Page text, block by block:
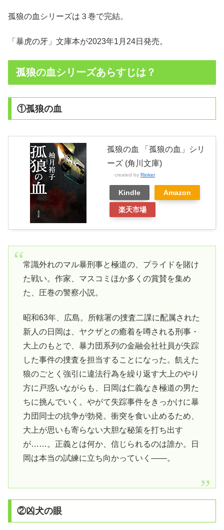
孤狼の血シリーズは３巻で完結。
「暴虎の牙」文庫本が2023年1月24日発売。
孤狼の血シリーズあらすじは？
①孤狼の血
孤狼の血 「孤狼の血」シリ
ーズ (角川文庫)
created by Rinker
Kindle Amazon
楽天市場
常識外れのマル暴刑事と極道の、プライドを賭け
た戦い。作家、マスコミほか多くの賞賛を集め
た、圧巻の警察小説。
昭和63年、広島。所轄署の捜査二課に配属された
新人の日岡は、ヤクザとの癒着を噂される刑事・
大上のもとで、暴力団系列の金融会社社員が失踪
した事件の捜査を担当することになった。飢えた
狼のごとく強引に違法行為を繰り返す大上のやり
方に戸惑いながらも、日岡は仁義なき極道の男た
ちに挑んでいく。やがて失踪事件をきっかけに暴
力団同士の抗争が勃発。衝突を食い止めるため、
大上が思いも寄らない大胆な秘策を打ち出す
が……。正義とは何か、信じられるのは誰か。日
岡は本当の試練に立ち向かっていく――。
②凶犬の眼